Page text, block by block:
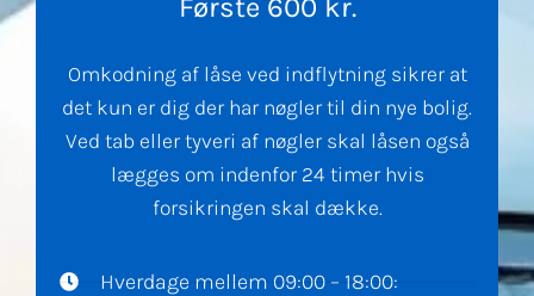
Første 600 kr.
Omkodning af låse ved indflytning sikrer at
det kun er dig der har nøgler til din nye bolig.
Ved tab eller tyveri af nøgler skal låsen også
lægges om indenfor 24 timer hvis
forsikringen skal dække.
Hverdage mellem 09:00 – 18:00: